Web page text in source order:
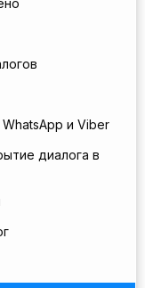
и Viber
диалога в